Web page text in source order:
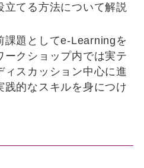
立てる方法について解説
課題としてe-Learningを
ークショップ内では実テ
ィスカッション中心に進
践的なスキルを身につけ